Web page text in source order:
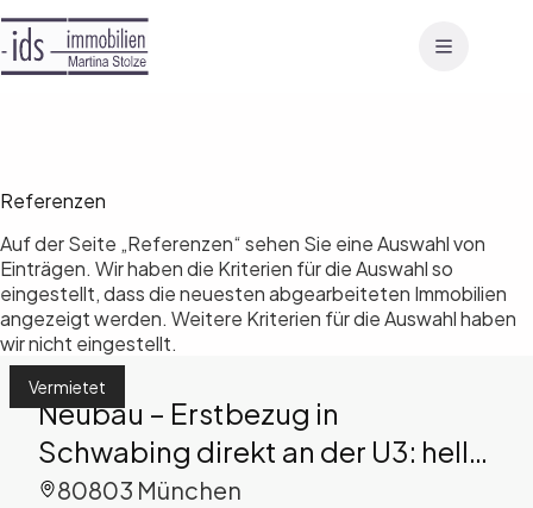
Inhalt
springen
Referenzen
Auf der Seite „Referenzen“ sehen Sie eine Auswahl von
Einträgen. Wir haben die Kriterien für die Auswahl so
eingestellt, dass die neuesten abgearbeiteten Immobilien
angezeigt werden. Weitere Kriterien für die Auswahl haben
wir nicht eingestellt.
Vermietet
Neubau – Erstbezug in
Schwabing direkt an der U3: helle
3-Zi.-DT-Whg. mit Wohnküche
80803 München